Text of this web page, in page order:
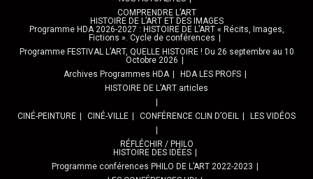
COMPRENDRE L’ART
HISTOIRE DE L’ART ET DES IMAGES
Programme HDA 2026-2027 : HISTOIRE DE L’ART « Récits, Images,
Fictions ». Cycle de conférences
Programme FESTIVAL L’ART, QUELLE HISTOIRE ! Du 26 septembre au 10
Octobre 2026
Archives Programmes HDA
HDA LES PROFS
HISTOIRE DE L’ART articles
CINÉ-PEINTURE CINÉ-VILLE CONFÉRENCE CLIN D’OEIL LES VIDÉOS
RÉFLÉCHIR / PHILO
HISTOIRE DES IDÉES
Programme conférences PHILO DE L’ART 2022-2023